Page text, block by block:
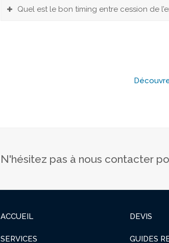
Quel est le bon timing entre cession de
N'hésitez pas à nous contacter
ACCUEIL
SERVICES
DEVIS
GUIDES